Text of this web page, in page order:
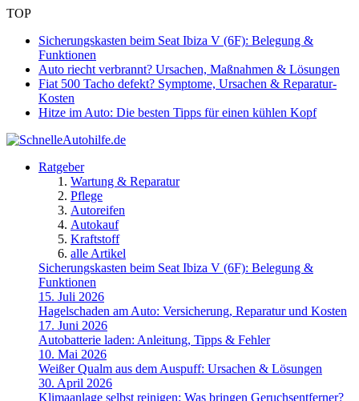
TOP
Sicherungskasten beim Seat Ibiza V (6F): Belegung &
Funktionen
Auto riecht verbrannt? Ursachen, Maßnahmen & Lösungen
Fiat 500 Tacho defekt? Symptome, Ursachen & Reparatur-
Kosten
Hitze im Auto: Die besten Tipps für einen kühlen Kopf
Ratgeber
Wartung & Reparatur
Pflege
Autoreifen
Autokauf
Kraftstoff
alle Artikel
Sicherungskasten beim Seat Ibiza V (6F): Belegung &
Funktionen
15. Juli 2026
Hagelschaden am Auto: Versicherung, Reparatur und Kosten
17. Juni 2026
Autobatterie laden: Anleitung, Tipps & Fehler
10. Mai 2026
Weißer Qualm aus dem Auspuff: Ursachen & Lösungen
30. April 2026
Klimaanlage selbst reinigen: Was bringen Geruchsentferner?